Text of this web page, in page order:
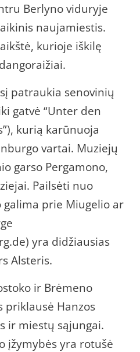
Berlyno viduryje
naujamiestis.
kurioje iškilę
patraukia senovinių
gatvė “Unter den
kurią karūnuoja
vartai. Muziejų
garso Pergamono,
Pailsėti nuo
prie Miugelio ar
yra didžiausias
Alsteris.
ir Brėmeno
priklausė Hanzos
ir miestų sąjungai.
įžymybės yra rotušė